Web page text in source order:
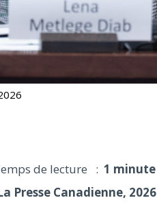
de lecture : 1 minute
Presse Canadienne, 2026